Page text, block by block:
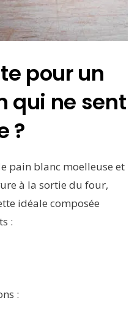
pour un
qui ne sent
?
pain blanc moelleuse et
à la sortie du four,
idéale composée
:
: